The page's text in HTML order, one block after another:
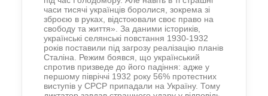
часи тисячі українців боролися, зокрема зі
зброєю в руках, відстоювали своє право на
свободу та життя». За даними істориків,
українські селянські повстання 1930-1932
років поставили під загрозу реалізацію планів
Сталіна. Режим боявся, що український
спротив призведе до його падіння: адже у
першому півріччі 1932 року 56% протестних
виступів у СРСР припадали на Україну. Тому